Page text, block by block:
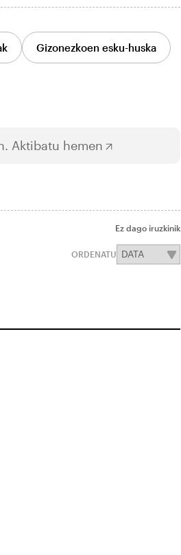
Gizonezkoen esku-huska
Aktibatu hemen
Ez dago iruzkinik
ORDENATU